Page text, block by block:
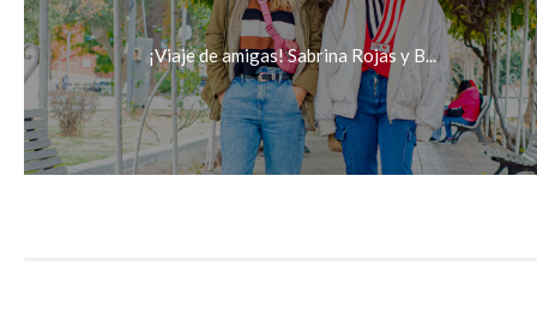
¡Viaje de amigas! Sabrina Rojas y B...